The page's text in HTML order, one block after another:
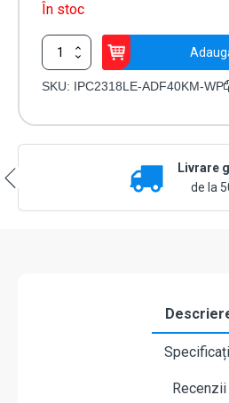
În stoc
Cantitate
Camera
IP
SKU: IPC2318LE-ADF40KM-WP
Livrare
de la
Recenzii